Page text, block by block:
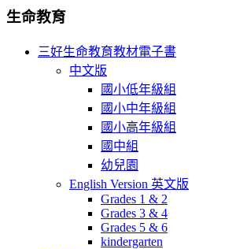
生命教育
三好生命教育教材電子書
中文版
國小低年級組
國小中年級組
國小高年級組
國中組
幼兒園
English Version 英文版
Grades 1 & 2
Grades 3 & 4
Grades 5 & 6
kindergarten